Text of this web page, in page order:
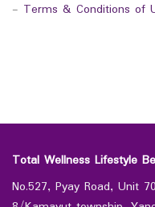
- Terms & Conditions of
Total Wellness Lifestyle
No.527, Pyay Road, Unit